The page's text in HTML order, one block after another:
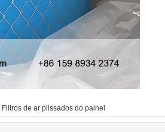
Filtros de ar plissados do painel